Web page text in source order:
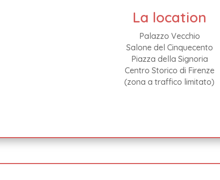
La location
Palazzo Vecchio
Salone del Cinquecento
Piazza della Signoria
Centro Storico di Firenze
(zona a traffico limitato)